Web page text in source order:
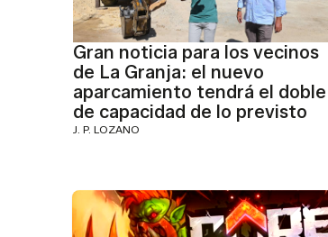
Gran noticia para los vecinos
de La Granja: el nuevo
aparcamiento tendrá el doble
de capacidad de lo previsto
J. P. LOZANO